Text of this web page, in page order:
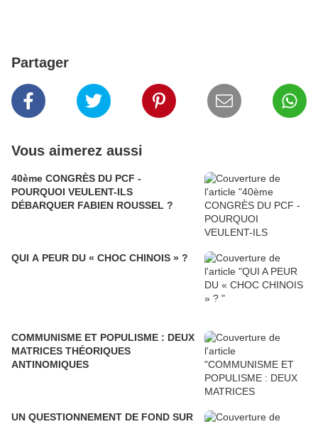
Partager
Vous aimerez aussi
40ème CONGRÈS DU PCF -
POURQUOI VEULENT-ILS
DÉBARQUER FABIEN ROUSSEL ?
QUI A PEUR DU « CHOC CHINOIS » ?
COMMUNISME ET POPULISME : DEUX
MATRICES THÉORIQUES
ANTINOMIQUES
UN QUESTIONNEMENT DE FOND SUR